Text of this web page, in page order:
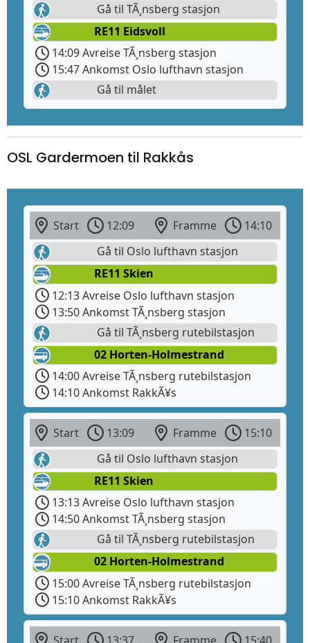
Gå til TÃ¸nsberg stasjon
RE11 Eidsvoll
14:09 Avreise TÃ¸nsberg stasjon
15:47 Ankomst Oslo lufthavn stasjon
Gå til målet
OSL Gardermoen til Rakkås
Start 12:09 Framme
14:10
Gå til Oslo lufthavn stasjon
RE11 Skien
12:13 Avreise Oslo lufthavn stasjon
13:50 Ankomst TÃ¸nsberg stasjon
Gå til TÃ¸nsberg rutebilstasjon
02 Horten-Holmestrand
14:00 Avreise TÃ¸nsberg rutebilstasjon
14:10 Ankomst RakkÃ¥s
Start 13:09 Framme
15:10
Gå til Oslo lufthavn stasjon
RE11 Skien
13:13 Avreise Oslo lufthavn stasjon
14:50 Ankomst TÃ¸nsberg stasjon
Gå til TÃ¸nsberg rutebilstasjon
02 Horten-Holmestrand
15:00 Avreise TÃ¸nsberg rutebilstasjon
15:10 Ankomst RakkÃ¥s
Start 13:37 Framme 15:40